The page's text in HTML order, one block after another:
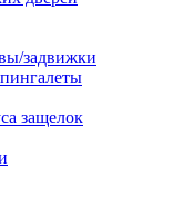
задвижки
защелок